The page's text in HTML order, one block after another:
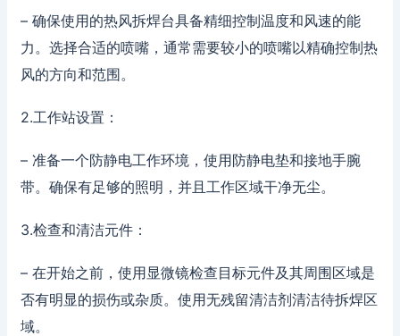
– 确保使用的热风拆焊台具备精细控制温度和风速的能
力。选择合适的喷嘴，通常需要较小的喷嘴以精确控制热
风的方向和范围。
2.工作站设置：
– 准备一个防静电工作环境，使用防静电垫和接地手腕
带。确保有足够的照明，并且工作区域干净无尘。
3.检查和清洁元件：
– 在开始之前，使用显微镜检查目标元件及其周围区域是
否有明显的损伤或杂质。使用无残留清洁剂清洁待拆焊区
域。